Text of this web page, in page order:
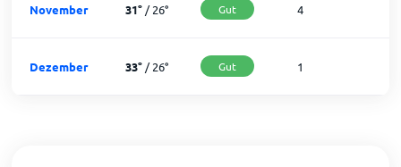
November 31°/26° Gut 4
Dezember 33°/26° Gut 1